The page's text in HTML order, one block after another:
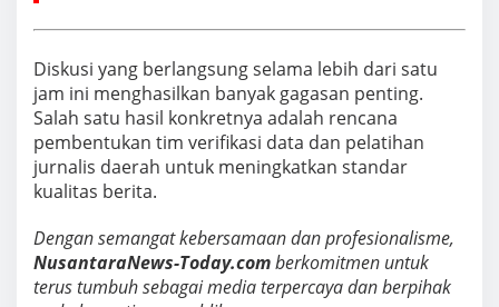
Diskusi yang berlangsung selama lebih dari satu
jam ini menghasilkan banyak gagasan penting.
Salah satu hasil konkretnya adalah rencana
pembentukan tim verifikasi data dan pelatihan
jurnalis daerah untuk meningkatkan standar
kualitas berita.
Dengan semangat kebersamaan dan profesionalisme,
NusantaraNews-Today.comberkomitmen untuk
terus tumbuh sebagai media terpercaya dan berpihak